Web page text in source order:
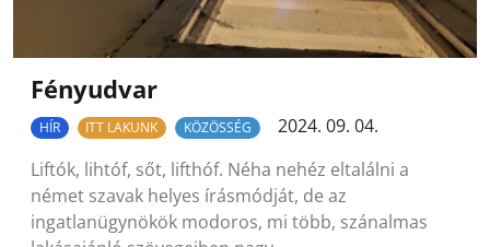
Fényudvar
HÍR ITT LAKUNK KÖZÖSSÉG
2024. 09. 04.
Liftók, lihtóf, sőt, lifthóf. Néha nehéz eltalálni a
német szavak helyes írásmódját, de az
ingatlanügynökök modoros, mi több, szánalmas